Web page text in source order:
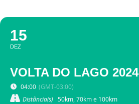
15
DEZ
VOLTA DO LAGO 2024
04:00 (GMT-03:00)
Distância(s) 50km, 70km e 100km